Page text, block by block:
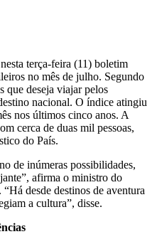
terça-feira (11) boletim
no mês de julho. Segundo
que deseja viajar pelos
nacional. O índice atingiu
nos últimos cinco anos. A
cerca de duas mil pessoas,
do País.
de inúmeras possibilidades,
afirma o ministro do
desde destinos de aventura
a cultura”, disse.